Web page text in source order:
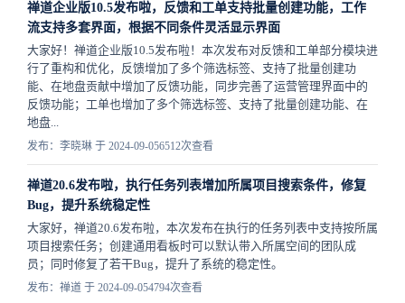
禅道企业版10.5发布啦，反馈和工单支持批量创建功能，工作
流支持多套界面，根据不同条件灵活显示界面
大家好！禅道企业版10.5发布啦！本次发布对反馈和工单部分模块进
行了重构和优化，反馈增加了多个筛选标签、支持了批量创建功
能、在地盘贡献中增加了反馈功能，同步完善了运营管理界面中的
反馈功能；工单也增加了多个筛选标签、支持了批量创建功能、在
地盘...
发布：李晓琳 于 2024-09-056512次查看
禅道20.6发布啦，执行任务列表增加所属项目搜索条件，修复
Bug，提升系统稳定性
大家好，禅道20.6发布啦，本次发布在执行的任务列表中支持按所属
项目搜索任务；创建通用看板时可以默认带入所属空间的团队成
员；同时​​修复了若干Bug，提升了系统的稳定性。
发布：禅道 于 2024-09-054794次查看